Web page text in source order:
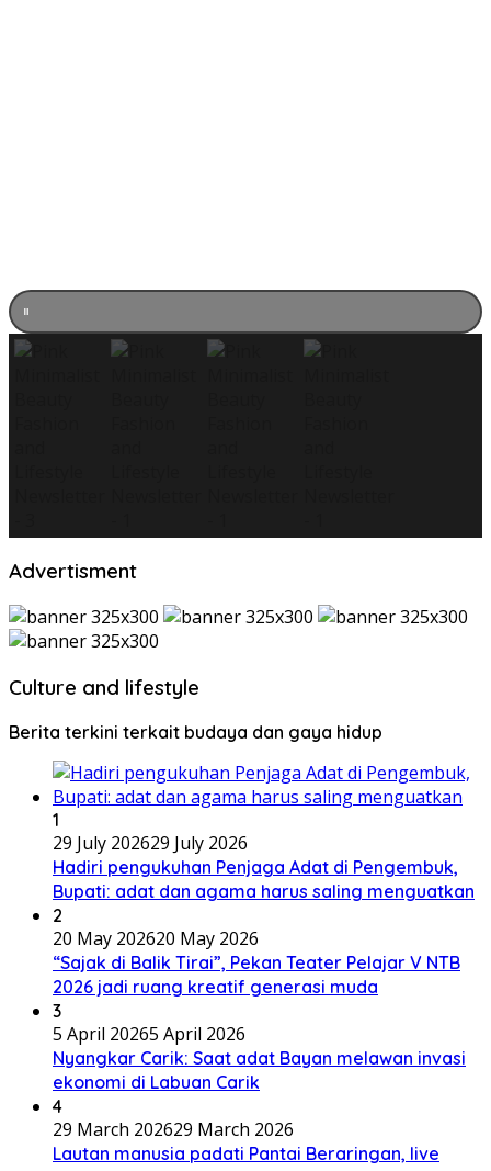
Advertisment
Culture and lifestyle
Berita terkini terkait budaya dan gaya hidup
1
29 July 202629 July 2026
Hadiri pengukuhan Penjaga Adat di Pengembuk,
Bupati: adat dan agama harus saling menguatkan
2
20 May 202620 May 2026
“Sajak di Balik Tirai”, Pekan Teater Pelajar V NTB
2026 jadi ruang kreatif generasi muda
3
5 April 20265 April 2026
Nyangkar Carik: Saat adat Bayan melawan invasi
ekonomi di Labuan Carik
4
29 March 202629 March 2026
Lautan manusia padati Pantai Beraringan, live